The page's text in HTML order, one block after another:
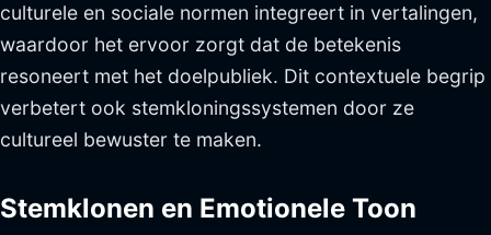
culturele en sociale normen integreert in vertalingen,
waardoor het ervoor zorgt dat de betekenis
resoneert met het doelpubliek. Dit contextuele begrip
verbetert ook stemkloningssystemen door ze
cultureel bewuster te maken.
Stemklonen en Emotionele Toon